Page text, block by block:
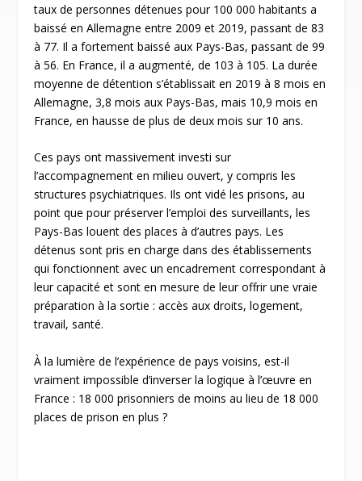
taux de personnes détenues pour 100 000 habitants a
baissé en Allemagne entre 2009 et 2019, passant de 83
à 77. Il a fortement baissé aux Pays-Bas, passant de 99
à 56. En France, il a augmenté, de 103 à 105. La durée
moyenne de détention s’établissait en 2019 à 8 mois en
Allemagne, 3,8 mois aux Pays-Bas, mais 10,9 mois en
France, en hausse de plus de deux mois sur 10 ans.
Ces pays ont massivement investi sur
l’accompagnement en milieu ouvert, y compris les
structures psychiatriques. Ils ont vidé les prisons, au
point que pour préserver l’emploi des surveillants, les
Pays-Bas louent des places à d’autres pays. Les
détenus sont pris en charge dans des établissements
qui fonctionnent avec un encadrement correspondant à
leur capacité et sont en mesure de leur offrir une vraie
préparation à la sortie : accès aux droits, logement,
travail, santé.
À la lumière de l’expérience de pays voisins, est-il
vraiment impossible d’inverser la logique à l’œuvre en
France : 18 000 prisonniers de moins au lieu de 18 000
places de prison en plus ?